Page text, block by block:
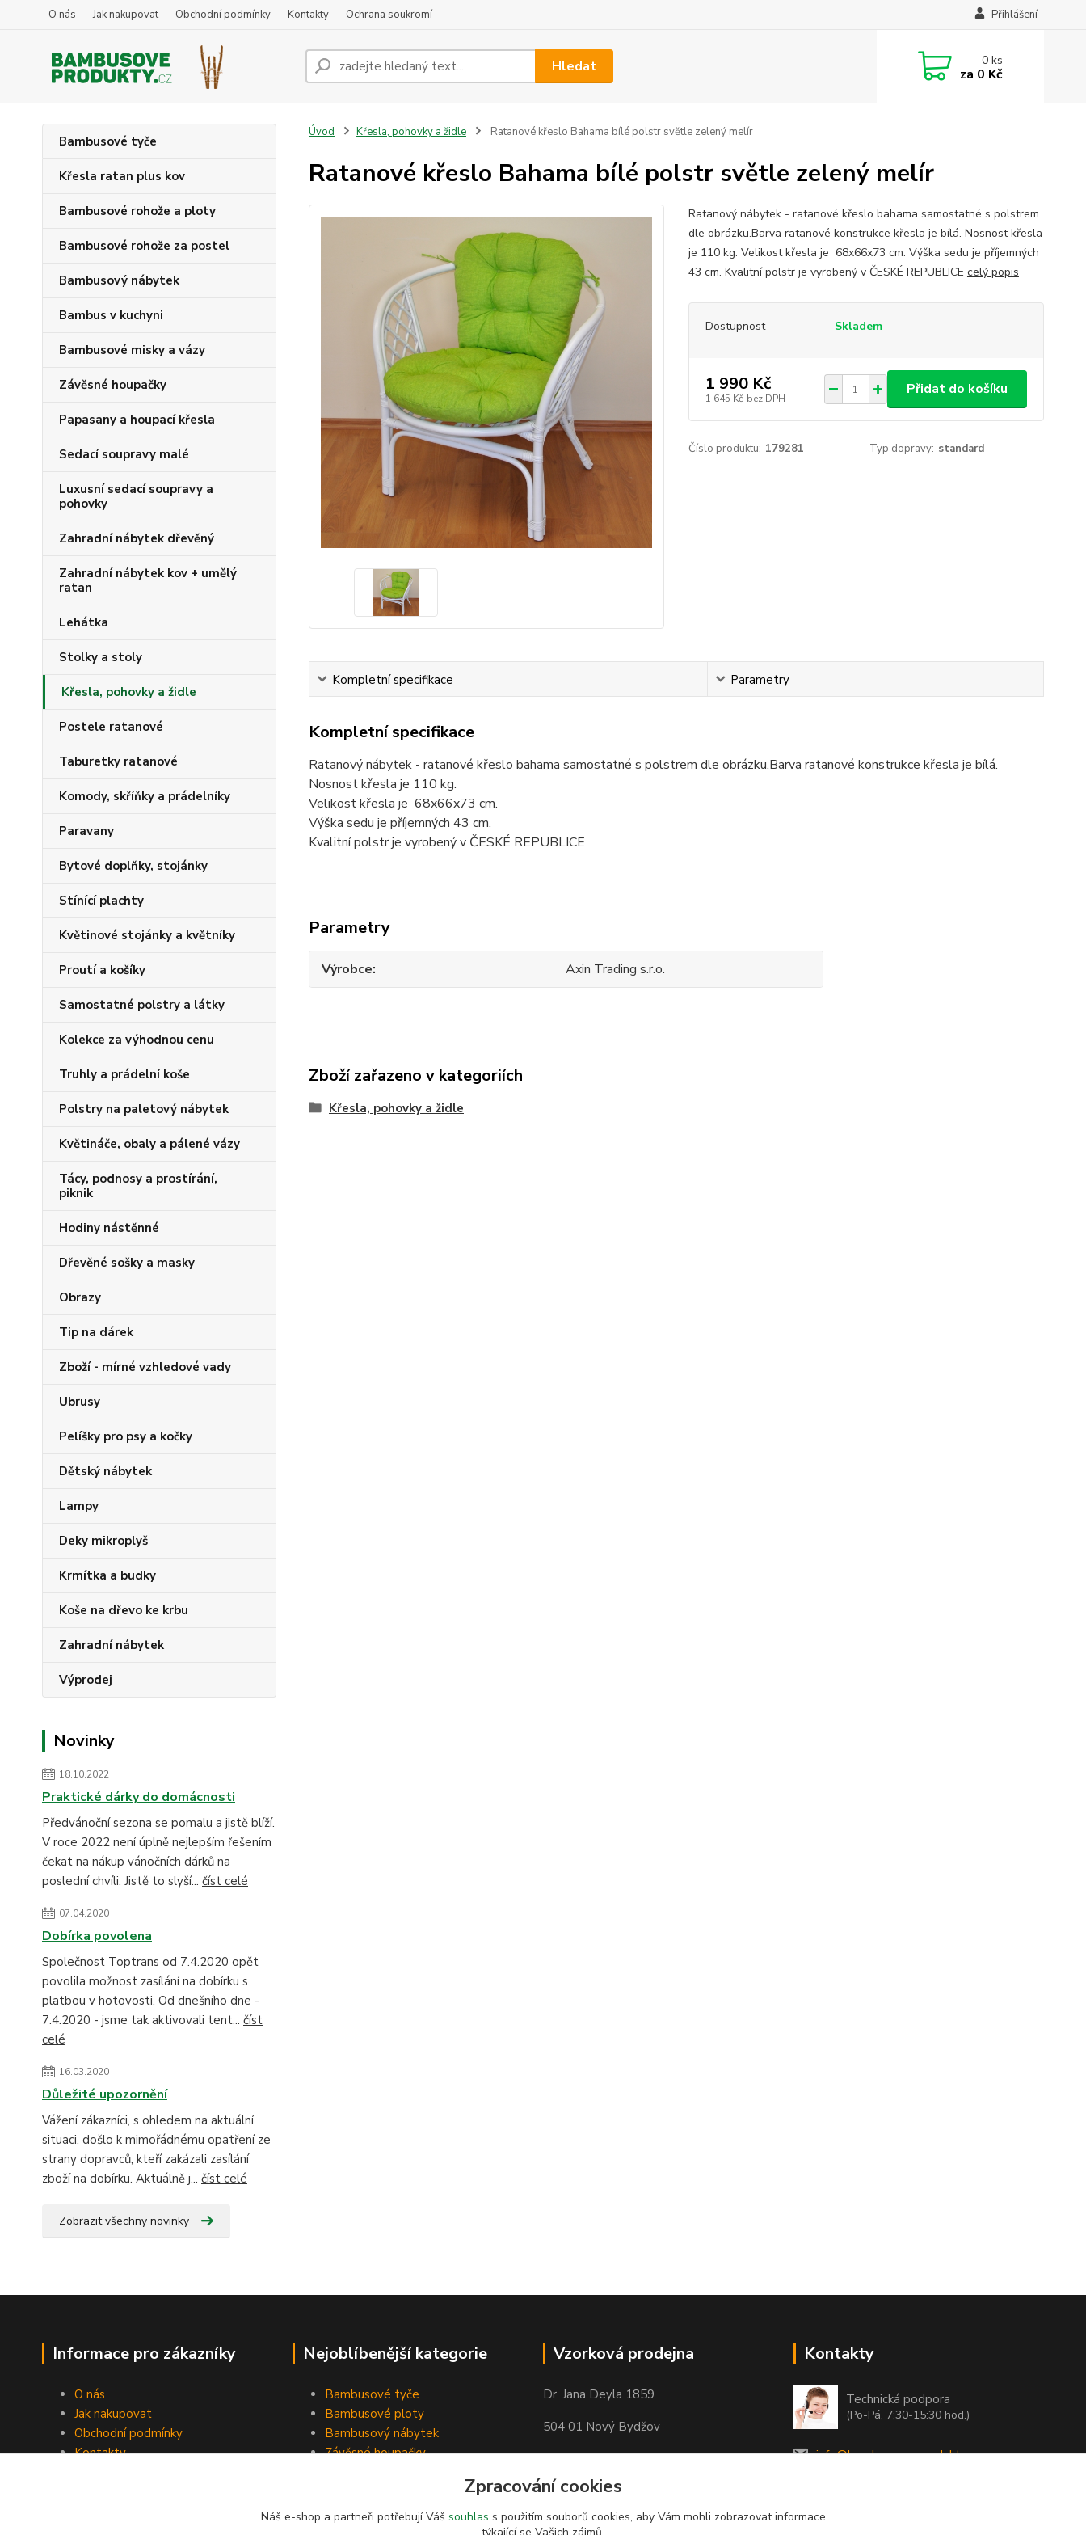
O nás Jak nakupovat Obchodní podmínky Kontakty Ochrana soukromí Přihlášení
Hledat 0ks
za 0 Kč
Bambusové tyče
Křesla ratan plus kov
Bambusové rohože a ploty
Bambusové rohože za postel
Bambusový nábytek
Bambus v kuchyni
Bambusové misky a vázy
Závěsné houpačky
Papasany a houpací křesla
Sedací soupravy malé
Luxusní sedací soupravy a
pohovky
Zahradní nábytek dřevěný
Zahradní nábytek kov + umělý
ratan
Lehátka
Stolky a stoly
Křesla, pohovky a židle
Postele ratanové
Taburetky ratanové
Komody, skříňky a prádelníky
Paravany
Bytové doplňky, stojánky
Stínící plachty
Květinové stojánky a květníky
Proutí a košíky
Samostatné polstry a látky
Kolekce za výhodnou cenu
Truhly a prádelní koše
Polstry na paletový nábytek
Květináče, obaly a pálené vázy
Tácy, podnosy a prostírání,
piknik
Hodiny nástěnné
Dřevěné sošky a masky
Obrazy
Tip na dárek
Zboží - mírné vzhledové vady
Ubrusy
Pelíšky pro psy a kočky
Dětský nábytek
Lampy
Deky mikroplyš
Krmítka a budky
Koše na dřevo ke krbu
Zahradní nábytek
Výprodej
Novinky
18.10.2022
Praktické dárky do domácnosti
Předvánoční sezona se pomalu a jistě blíží.
V roce 2022 není úplně nejlepším řešením
čekat na nákup vánočních dárků na
poslední chvíli. Jistě to slyší... číst celé
07.04.2020
Dobírka povolena
Společnost Toptrans od 7.4.2020 opět
povolila možnost zasílání na dobírku s
platbou v hotovosti. Od dnešního dne -
7.4.2020 - jsme tak aktivovali tent... číst
celé
16.03.2020
Důležité upozornění
Vážení zákazníci, s ohledem na aktuální
situaci, došlo k mimořádnému opatření ze
strany dopravců, kteří zakázali zasílání
zboží na dobírku. Aktuálně j... číst celé
Zobrazit všechny novinky
Úvod Křesla, pohovky a židle Ratanové křeslo Bahama bílé polstr světle zelený melír
Ratanové křeslo Bahama bílé polstr světle zelený melír
Ratanový nábytek - ratanové křeslo bahama samostatné s polstrem
dle obrázku.Barva ratanové konstrukce křesla je bílá. Nosnost křesla
je 110 kg. Velikost křesla je 68x66x73 cm. Výška sedu je příjemných
43 cm. Kvalitní polstr je vyrobený v ČESKÉ REPUBLICE celý popis
Dostupnost Skladem
1 990 Kč
1 645 Kč bez DPH
Přidat do košíku
Číslo produktu: 179281 Typ dopravy: standard
Kompletní specifikace Parametry
Kompletní specifikace
Ratanový nábytek - ratanové křeslo bahama samostatné s polstrem dle obrázku.Barva ratanové konstrukce křesla je bílá.
Nosnost křesla je 110 kg.
Velikost křesla je 68x66x73 cm.
Výška sedu je příjemných 43 cm.
Kvalitní polstr je vyrobený v ČESKÉ REPUBLICE
Parametry
Výrobce Axin Trading s.r.o.
Zboží zařazeno v kategoriích
Křesla, pohovky a židle
Informace pro zákazníky
O nás
Jak nakupovat
Obchodní podmínky
Kontakty
Nejoblíbenější kategorie
Bambusové tyče
Bambusové ploty
Bambusový nábytek
Závěsné houpačky
Vzorková prodejna
Dr. Jana Deyla 1859
504 01 Nový Bydžov
Otevírací doba:
Po - Pá 8:00 - 17:00
So - 8:00 - 17:00
Kontakty
Technická podpora
(Po-Pá, 7:30-15:30 hod.)
info@bambusove-produkty.cz
Zpracování cookies
Náš e-shop a partneři potřebují Váš souhlas s použitím souborů cookies, aby Vám mohli zobrazovat informace